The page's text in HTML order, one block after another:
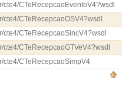
cte4/CTeRecepcaoEventoV4?wsdl
cte4/CTeRecepcaoOSV4?wsdl
cte4/CTeRecepcaoSincV4?wsdl
cte4/CTeRecepcaoGTVeV4?wsdl
cte4/CTeRecepcaoSimpV4